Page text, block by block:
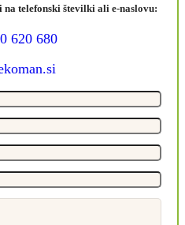
na telefonski številki ali e-naslovu:
620 680